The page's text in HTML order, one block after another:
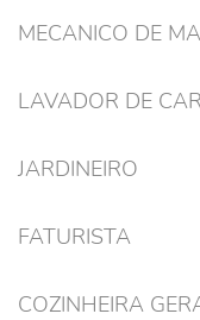
MECANICO DE
LAVADOR DE
JARDINEIRO
FATURISTA
COZINHEIRA